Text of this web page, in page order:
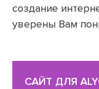
создание
уверены Вам
САЙТ ДЛЯ